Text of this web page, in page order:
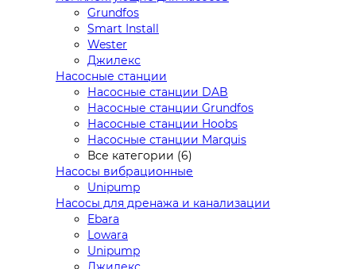
Grundfos
Smart Install
Wester
Джилекс
Насосные станции
Насосные станции DAB
Насосные станции Grundfos
Насосные станции Hoobs
Насосные станции Marquis
Все категории (6)
Насосы вибрационные
Unipump
Насосы для дренажа и канализации
Ebara
Lowara
Unipump